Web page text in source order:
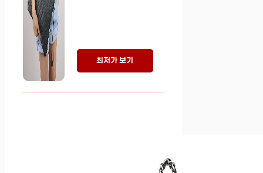
최저가 보기